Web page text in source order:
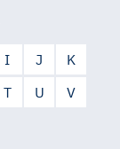
I J
K
T U
V